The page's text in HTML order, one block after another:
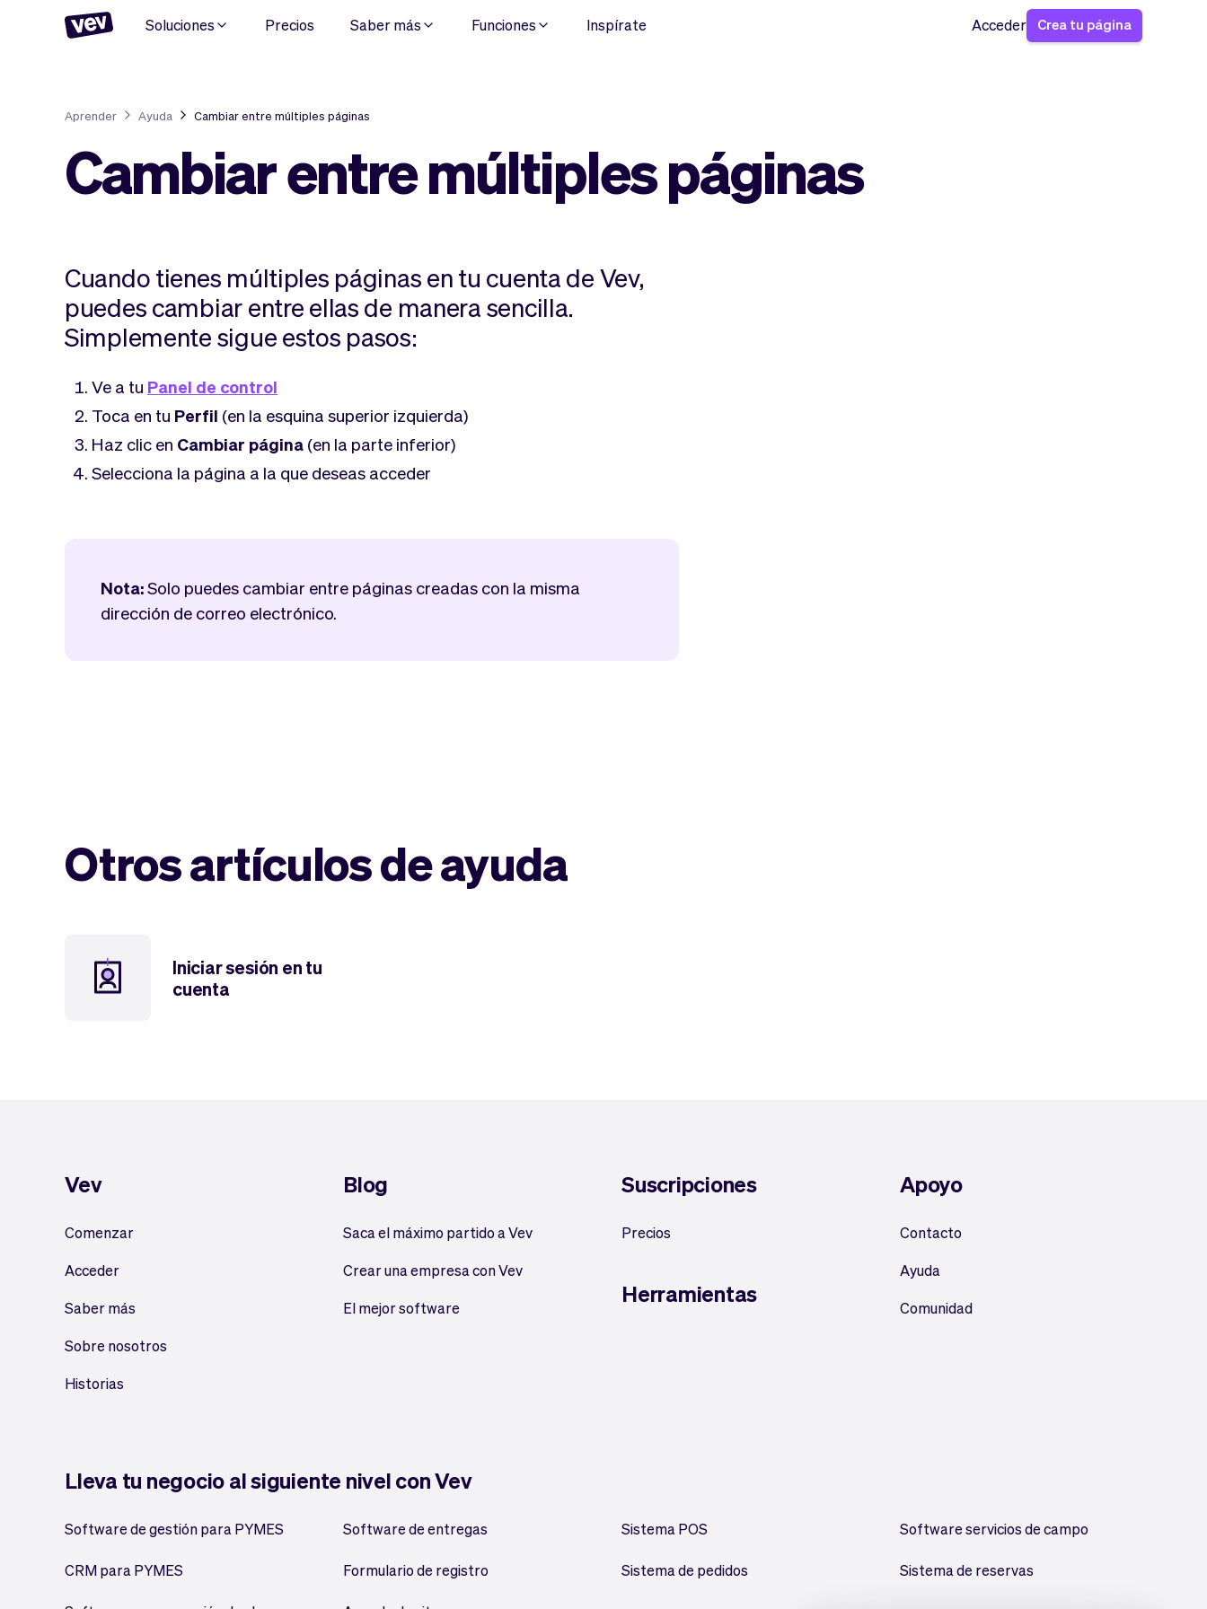
Soluciones Precios Saber más Funciones Inspírate Acceder Crea tu página
Aprender Ayuda Cambiar entre múltiples páginas
Cambiar entre múltiples páginas
Cuando tienes múltiples páginas en tu cuenta de Vev,
puedes cambiar entre ellas de manera sencilla.
Simplemente sigue estos pasos:
Ve a tu Panel de control
Toca en tu Perfil (en la esquina superior izquierda)
Haz clic en Cambiar página (en la parte inferior)
Selecciona la página a la que deseas acceder
Nota:Solo puedes cambiar entre páginas creadas con la misma
dirección de correo electrónico.
Otros artículos de ayuda
Iniciar sesión en tu
cuenta
Vev
Comenzar
Acceder
Saber más
Sobre nosotros
Historias
Blog
Saca el máximo partido a Vev
Crear una empresa con Vev
El mejor software
Suscripciones
Precios
Herramientas
Apoyo
Contacto
Ayuda
Comunidad
Lleva tu negocio al siguiente nivel con Vev
Software de gestión para PYMES Software de entregas Sistema POS Software servicios de campo
CRM para PYMES Formulario de registro Sistema de pedidos Sistema de reservas